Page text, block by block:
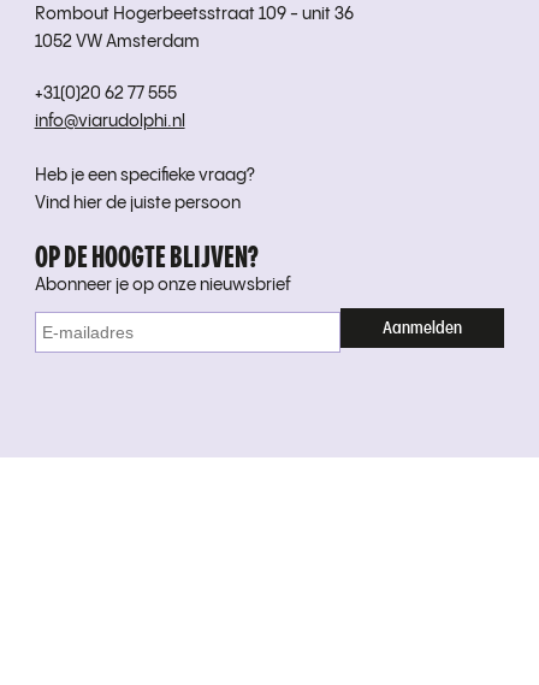
Rombout Hogerbeetsstraat 109 - unit 36
1052 VW Amsterdam
+31(0)20 62 77 555
info@viarudolphi.nl
Heb je een specifieke vraag?
Vind hier de juiste persoon
OP DE HOOGTE BLIJVEN?
Abonneer je op onze nieuwsbrief